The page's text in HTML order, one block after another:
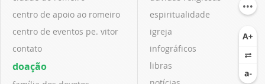
centro de apoio ao romeiro
centro de eventos pe. vitor
contato
doação
espiritualidade
igreja
infográficos
libras